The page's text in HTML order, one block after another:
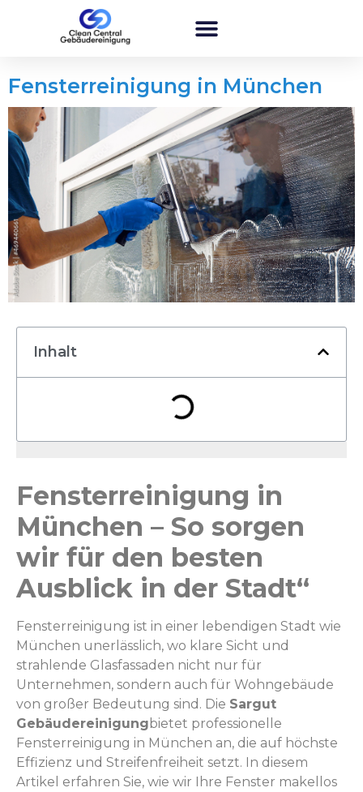
Fensterreinigung in München
Inhalt
Fensterreinigung in
München – So sorgen
wir für den besten
Ausblick in der Stadt“
Fensterreinigung ist in einer lebendigen Stadt wie
München unerlässlich, wo klare Sicht und
strahlende Glasfassaden nicht nur für
Unternehmen, sondern auch für Wohngebäude
von großer Bedeutung sind. Die Sargut
Gebäudereinigung bietet professionelle
Fensterreinigung in München an, die auf höchste
Effizienz und Streifenfreiheit setzt. In diesem
Artikel erfahren Sie, wie wir Ihre Fenster makellos